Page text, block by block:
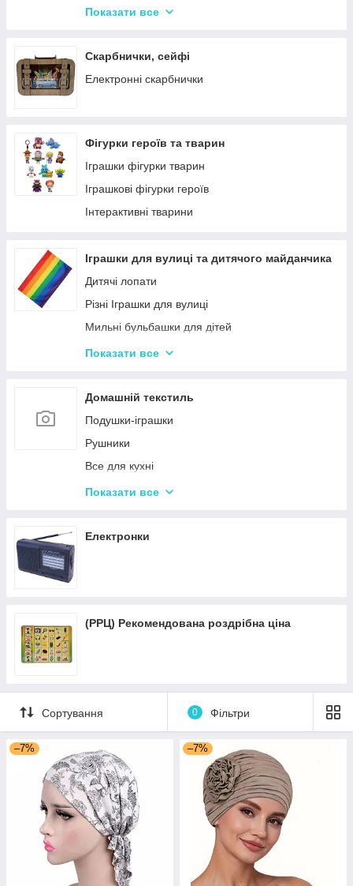
Крейда для Малювання
Рукоділля
Валіза для малювання
Насоси для матрасів та гумових виробів
Надувні матраци
Дитячі надувні басейни
Показати все
Скарбнички, сейфі
Електронні скарбнички
Фігурки героїв та тварин
Іграшки фігурки тварин
Іграшкові фігурки героїв
Інтерактивні тварини
Іграшки для вулиці та дитячого майданчика
Дитячі лопати
Різні Іграшки для вулиці
Мильні бульбашки для дітей
Гойдалки для дітей
Гірки для дитячого майданчика
Зимові іграшки для вулиці
Повітряні змії
Показати все
Домашній текстиль
Подушки-іграшки
Рушники
Все для кухні
Автотовары
Подушки для подорожей
Показати все
Електронки
(РРЦ) Рекомендована роздрібна ціна
Сортування 0 Фільтри
–7% –7%